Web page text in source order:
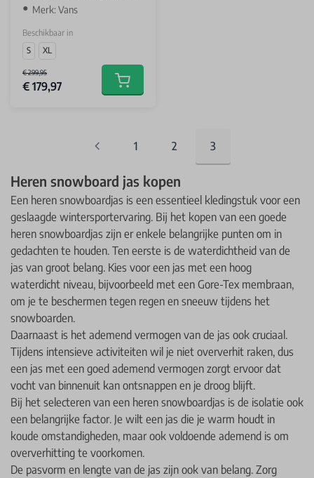
Merk: Vans
Beschikbaar in
S
XL
€ 299,95
€ 179,97 Add to cart
Pagina
1 Pagina
2 You're currently
3
Heren snowboard jas kopen
Een heren snowboardjas is een essentieel kledingstuk voor een
geslaagde wintersportervaring. Bij het kopen van een goede
heren snowboardjas zijn er enkele belangrijke punten om in
gedachten te houden. Ten eerste is de waterdichtheid van de
jas van groot belang. Kies voor een jas met een hoog
waterdicht niveau, bijvoorbeeld met een Gore-Tex membraan,
om je te beschermen tegen regen en sneeuw tijdens het
snowboarden.
Daarnaast is het ademend vermogen van de jas ook cruciaal.
Tijdens intensieve activiteiten wil je niet oververhit raken, dus
een jas met een goed ademend vermogen zorgt ervoor dat
vocht van binnenuit kan ontsnappen en je droog blijft.
Bij het selecteren van een heren snowboardjas is de isolatie ook
een belangrijke factor. Je wilt een jas die je warm houdt in
koude omstandigheden, maar ook voldoende ademend is om
oververhitting te voorkomen.
De pasvorm en lengte van de jas zijn ook van belang. Zorg